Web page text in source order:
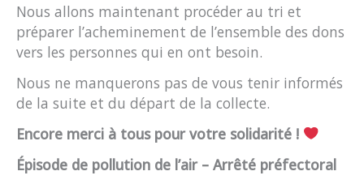
Nous allons maintenant procéder au tri et
préparer l’acheminement de l’ensemble des dons
vers les personnes qui en ont besoin.
Nous ne manquerons pas de vous tenir informés
de la suite et du départ de la collecte.
Encore merci à tous pour votre solidarité !
Épisode de pollution de l’air – Arrêté préfectoral